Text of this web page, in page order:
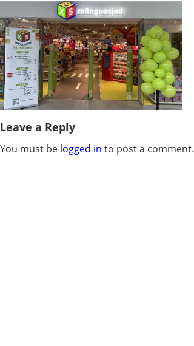
Leave a Reply
You must be logged in to post a comment.